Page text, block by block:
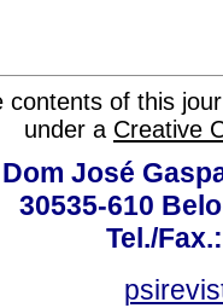
contents of this
under a Creative
Dom José
30535-610
Tel./